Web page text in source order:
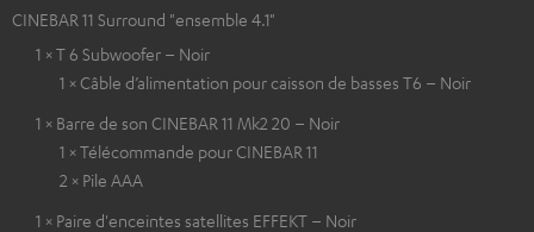
CINEBAR 11 Surround "ensemble 4.1"
1 × T 6 Subwoofer – Noir
1 × Câble d’alimentation pour caisson de basses T6 – Noir
1 × Barre de son CINEBAR 11 Mk2 20 – Noir
1 × Télécommande pour CINEBAR 11
2 × Pile AAA
1 × Paire d'enceintes satellites EFFEKT – Noir